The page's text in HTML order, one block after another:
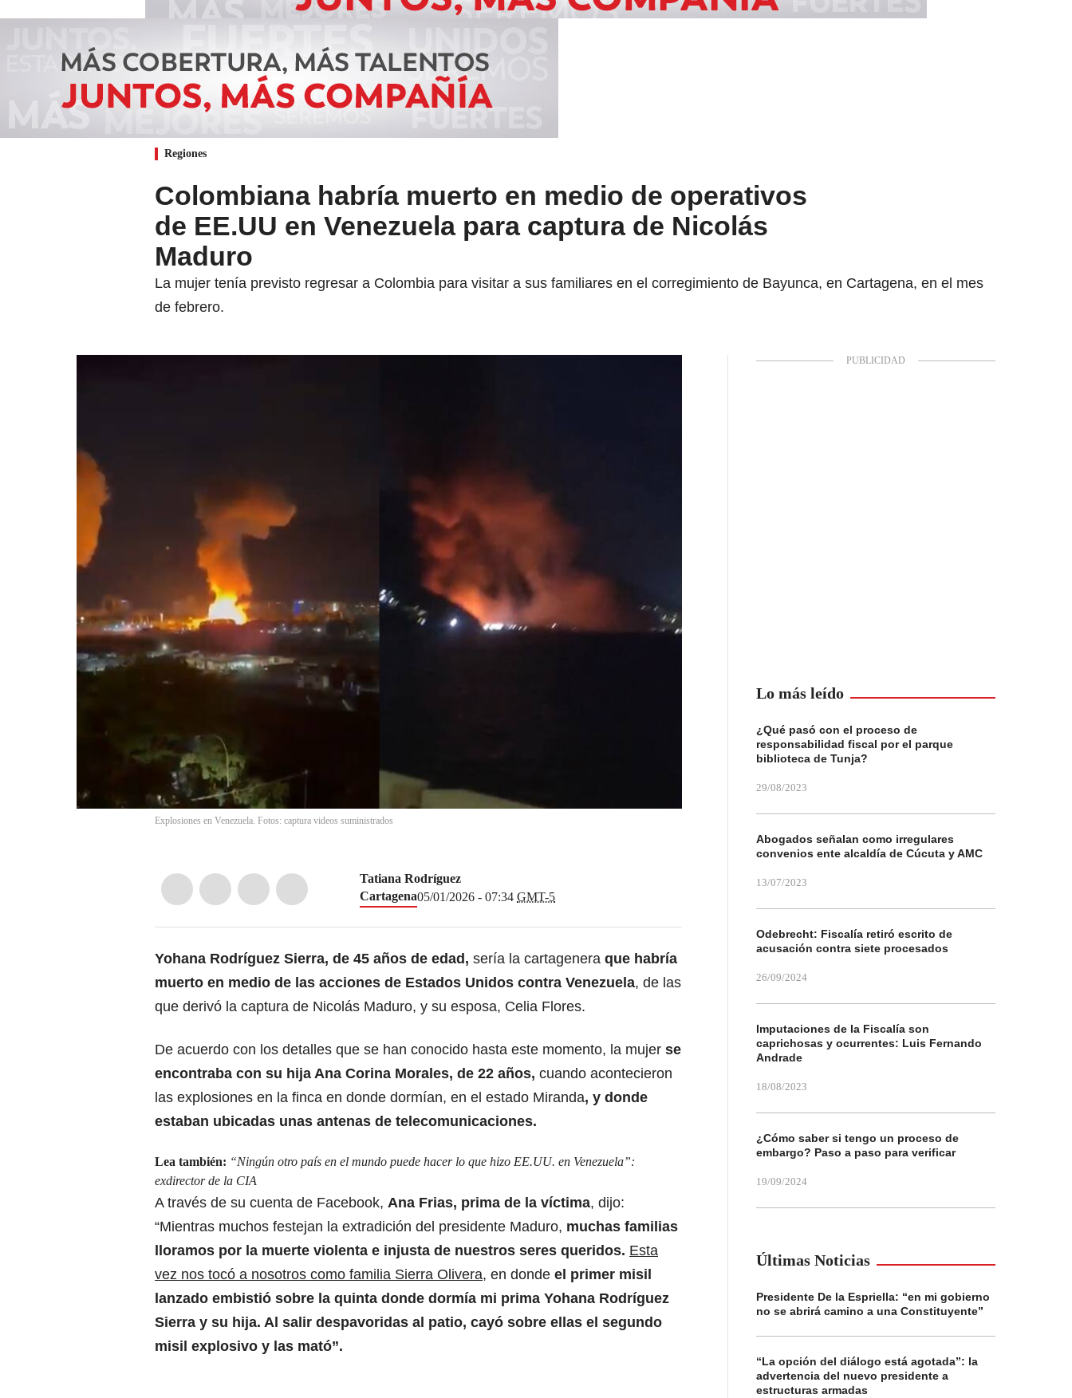
Regiones
Colombiana habría muerto en medio de operativos
de EE.UU en Venezuela para captura de Nicolás
Maduro
La mujer tenía previsto regresar a Colombia para visitar a sus familiares en el corregimiento de Bayunca, en Cartagena, en el mes
de febrero.
Explosiones en Venezuela. Fotos: captura videos suministrados
Tatiana Rodríguez
Cartagena05/01/2026 - 07:34 GMT-5
Yohana Rodríguez Sierra, de 45 años de edad, sería la cartagenera que habría
muerto en medio de las acciones de Estados Unidos contra Venezuela, de las
que derivó la captura de Nicolás Maduro, y su esposa, Celia Flores.
De acuerdo con los detalles que se han conocido hasta este momento, la mujer se
encontraba con su hija Ana Corina Morales, de 22 años, cuando acontecieron
las explosiones en la finca en donde dormían, en el estado Miranda, y donde
estaban ubicadas unas antenas de telecomunicaciones.
Lea también: “Ningún otro país en el mundo puede hacer lo que hizo EE.UU. en Venezuela”:
exdirector de la CIA
A través de su cuenta de Facebook, Ana Frias, prima de la víctima, dijo:
“Mientras muchos festejan la extradición del presidente Maduro, muchas familias
lloramos por la muerte violenta e injusta de nuestros seres queridos. Esta
vez nos tocó a nosotros como familia Sierra Olivera, en donde el primer misil
lanzado embistió sobre la quinta donde dormía mi prima Yohana Rodríguez
Sierra y su hija. Al salir despavoridas al patio, cayó sobre ellas el segundo
misil explosivo y las mató”.
Lo más leído
¿Qué pasó con el proceso de
responsabilidad fiscal por el parque
biblioteca de Tunja?
29/08/2023
Abogados señalan como irregulares
convenios ente alcaldía de Cúcuta y AMC
13/07/2023
Odebrecht: Fiscalía retiró escrito de
acusación contra siete procesados
26/09/2024
Imputaciones de la Fiscalía son
caprichosas y ocurrentes: Luis Fernando
Andrade
18/08/2023
¿Cómo saber si tengo un proceso de
embargo? Paso a paso para verificar
19/09/2024
Últimas Noticias
Presidente De la Espriella: “en mi gobierno
no se abrirá camino a una Constituyente”
“La opción del diálogo está agotada”: la
advertencia del nuevo presidente a
estructuras armadas